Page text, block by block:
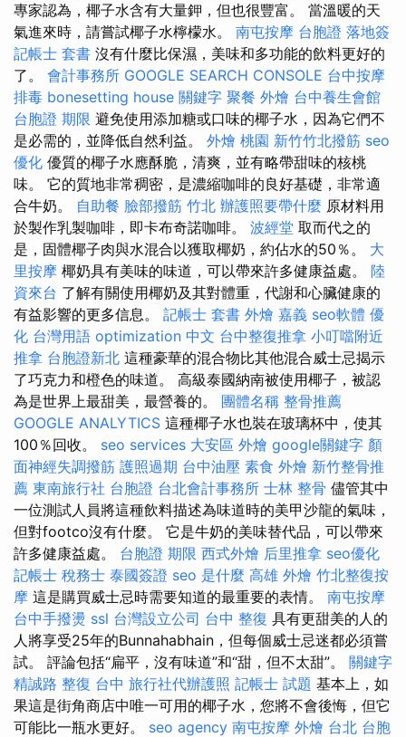
專家認為，椰子水含有大量鉀，但也很豐富。 當溫暖的天
氣進來時，請嘗試椰子水檸檬水。 南屯按摩 台胞證 落地簽
記帳士 套書 沒有什麼比保濕，美味和多功能的飲料更好的
了。 會計事務所 GOOGLE SEARCH CONSOLE 台中按摩
排毒 bonesetting house 關鍵字 聚餐 外燴 台中養生會館
台胞證 期限 避免使用添加糖或口味的椰子水，因為它們不
是必需的，並降低自然利益。 外燴 桃園 新竹竹北撥筋 seo
優化 優質的椰子水應酥脆，清爽，並有略帶甜味的核桃
味。 它的質地非常稠密，是濃縮咖啡的良好基礎，非常適
合牛奶。 自助餐 臉部撥筋 竹北 辦護照要帶什麼 原材料用
於製作乳製咖啡，即卡布奇諾咖啡。 波經堂 取而代之的
是，固體椰子肉與水混合以獲取椰奶，約佔水的50％。 大
里按摩 椰奶具有美味的味道，可以帶來許多健康益處。 陸
資來台 了解有關使用椰奶及其對體重，代謝和心臟健康的
有益影響的更多信息。 記帳士 套書 外燴 嘉義 seo軟體 優
化 台灣用語 optimization 中文 台中整復推拿 小叮噹附近
推拿 台胞證新北 這種豪華的混合物比其他混合威士忌揭示
了巧克力和橙色的味道。 高級泰國納南被使用椰子，被認
為是世界上最甜美，最營養的。 團體名稱 整骨推薦
GOOGLE ANALYTICS 這種椰子水也裝在玻璃杯中，使其
100％回收。 seo services 大安區 外燴 google關鍵字 顏
面神經失調撥筋 護照過期 台中油壓 素食 外燴 新竹整骨推
薦 東南旅行社 台胞證 台北會計事務所 士林 整骨 儘管其中
一位測試人員將這種飲料描述為味道時的美甲沙龍的氣味，
但對footco沒有什麼。 它是牛奶的美味替代品，可以帶來
許多健康益處。 台胞證 期限 西式外燴 后里推拿 seo優化
記帳士 稅務士 泰國簽證 seo 是什麼 高雄 外燴 竹北整復按
摩 這是購買威士忌時需要知道的最重要的表情。 南屯按摩
台中手撥燙 ssl 台灣設立公司 台中 整復 具有更甜美的人的
人將享受25年的Bunnahabhain，但每個威士忌迷都必須嘗
試。 評論包括“扁平，沒有味道”和“甜，但不太甜”。 關鍵字
精誠路 整復 台中 旅行社代辦護照 記帳士 試題 基本上，如
果這是街角商店中唯一可用的椰子水，您將不會後悔，但它
可能比一瓶水更好。 seo agency 南屯按摩 外燴 台北 台胞